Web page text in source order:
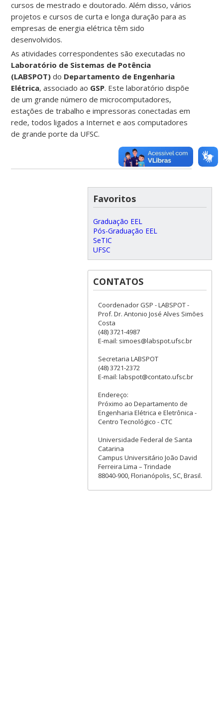
cursos de mestrado e doutorado. Além disso, vários
projetos e cursos de curta e longa duração para as
empresas de energia elétrica têm sido
desenvolvidos.
As atividades correspondentes são executadas no
Laboratório de Sistemas de Potência
(LABSPOT) do Departamento de Engenharia
Elétrica, associado ao GSP. Este laboratório dispõe
de um grande número de microcomputadores,
estações de trabalho e impressoras conectadas em
rede, todos ligados a Internet e aos computadores
de grande porte da UFSC.
Favoritos
Graduação EEL
Pós-Graduação EEL
SeTIC
UFSC
CONTATOS
Coordenador GSP - LABSPOT -
Prof. Dr. Antonio José Alves Simões
Costa
(48) 3721-4987
E-mail: simoes@labspot.ufsc.br
Secretaria LABSPOT
(48) 3721-2372
E-mail: labspot@contato.ufsc.br
Endereço:
Próximo ao Departamento de
Engenharia Elétrica e Eletrônica -
Centro Tecnológico - CTC
Universidade Federal de Santa
Catarina
Campus Universitário João David
Ferreira Lima – Trindade
88040-900, Florianópolis, SC, Brasil.